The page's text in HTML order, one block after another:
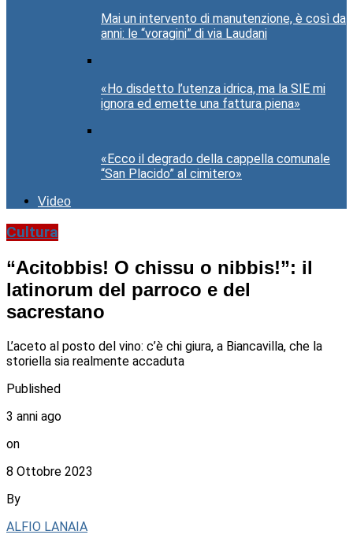
Mai un intervento di manutenzione, è così da
anni: le “voragini” di via Laudani
«Ho disdetto l’utenza idrica, ma la SIE mi
ignora ed emette una fattura piena»
«Ecco il degrado della cappella comunale
“San Placido” al cimitero»
Video
Cultura
“Acitobbis! O chissu o nibbis!”: il
latinorum del parroco e del
sacrestano
L’aceto al posto del vino: c’è chi giura, a Biancavilla, che la
storiella sia realmente accaduta
Published
3 anni ago
on
8 Ottobre 2023
By
ALFIO LANAIA